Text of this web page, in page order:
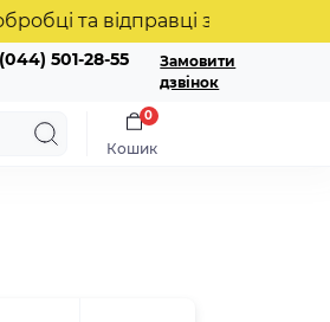
та відправці замовлень.
501-28-55
Замовити
дзвінок
Кошик
0